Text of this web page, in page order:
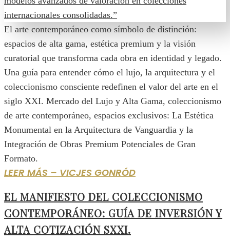
El arte contemporáneo como símbolo de distinción:
espacios de alta gama, estética premium y la visión
curatorial que transforma cada obra en identidad y legado.
Una guía para entender cómo el lujo, la arquitectura y el
coleccionismo consciente redefinen el valor del arte en el
siglo XXI. Mercado del Lujo y Alta Gama, coleccionismo
de arte contemporáneo, espacios exclusivos: La Estética
Monumental en la Arquitectura de Vanguardia y la
Integración de Obras Premium Potenciales de Gran
Formato.
LEER MÁS – VICJES GONRÓD
EL MANIFIESTO DEL COLECCIONISMO
CONTEMPORÁNEO: GUÍA DE INVERSIÓN Y
ALTA COTIZACIÓN SXXI.